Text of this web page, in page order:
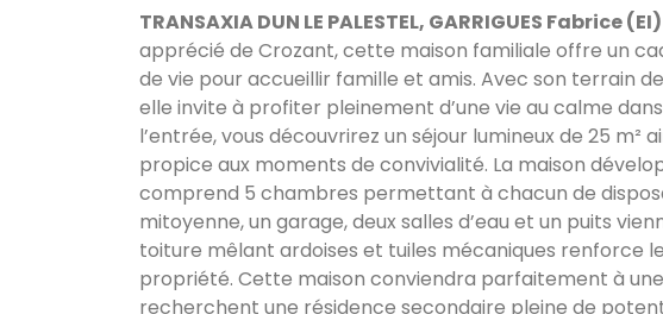
TRANSAXIA DUN LE PALESTEL, GARRIGUES Fabrice
apprécié de Crozant, cette maison familiale offre un
de vie pour accueillir famille et amis. Avec son terrain de
elle invite à profiter pleinement d’une vie au calme
l’entrée, vous découvrirez un séjour lumineux de 25 m²
propice aux moments de convivialité. La maison
comprend 5 chambres permettant à chacun de
mitoyenne, un garage, deux salles d’eau et un puits
toiture mêlant ardoises et tuiles mécaniques renforce
propriété. Cette maison conviendra parfaitement à
recherchent une résidence secondaire pleine de